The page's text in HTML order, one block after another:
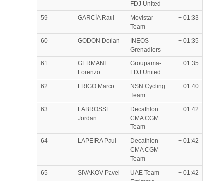
FDJ United
59 GARCÍA Raúl
Movistar
Team
+ 01:33
60 GODON Dorian
INEOS
Grenadiers
+ 01:35
61
GERMANI
Lorenzo
Groupama-
FDJ United
+ 01:35
62 FRIGO Marco
NSN Cycling
Team
+ 01:40
63
LABROSSE
Jordan
Decathlon
CMA CGM
Team
+ 01:42
64 LAPEIRA Paul
Decathlon
CMA CGM
Team
+ 01:42
65 SIVAKOV Pavel
UAE Team
+ 01:42